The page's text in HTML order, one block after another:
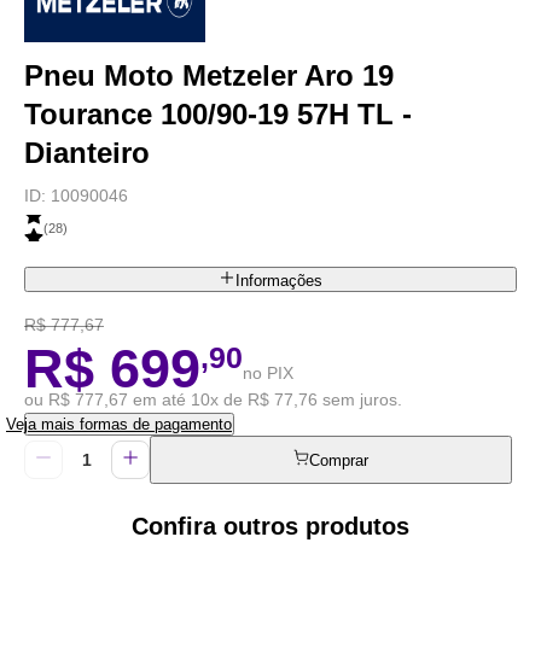
Pneu Moto Metzeler Aro 19
Tourance 100/90-19 57H TL -
Dianteiro
ID: 10090046
(28)
Informações
R$ 777,67
R$ 699,90no PIX
ou R$ 777,67 em até 10x de R$ 77,76 sem juros.
Veja mais formas de pagamento
Comprar
Confira outros produtos